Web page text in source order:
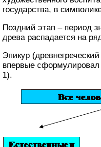
государства, в
Поздний этап – период
древа распадается на
Эпикур
впервые сформулировал
1).